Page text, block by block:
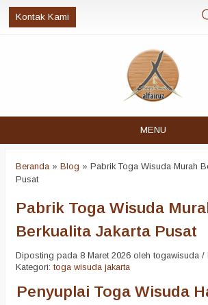
Kontak Kami
MENU
Beranda » Blog » Pabrik Toga Wisuda Murah
Pusat
Pabrik Toga Wisuda
Berkualita Jakarta Pusat
Diposting pada 8 Maret 2026 oleh togawisuda /
Kategori: toga wisuda jakarta
Penyuplai Toga Wisuda